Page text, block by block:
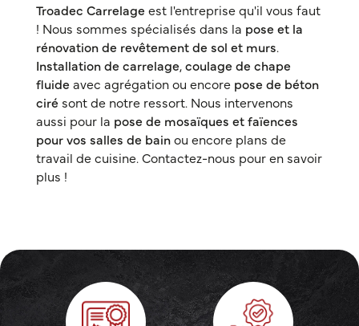
Troadec Carrelage est l'entreprise qu'il vous faut
! Nous sommes spécialisés dans la pose et la
rénovation de revêtement de sol et murs.
Installation de carrelage,coulage de chape
fluide avec agrégation ou encore pose de béton
ciré sont de notre ressort. Nous intervenons
aussi pour la pose de mosaïques et faïences
pour vos salles de bainou encore plans de
travail de cuisine. Contactez-nous pour en savoir
plus !